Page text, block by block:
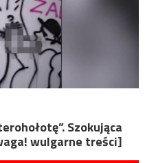
Szokująca
wulgarne treści]